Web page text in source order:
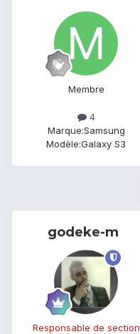
Membre
4
Marque:Samsung
Modèle:Galaxy S3
godeke-m
Responsable de section